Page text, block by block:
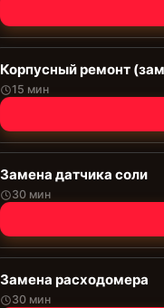
Корпусный ремонт
15 мин
Замена датчика соли
30 мин
Замена расходомера
30 мин